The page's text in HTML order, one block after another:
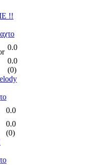
!!
0.0
0.0
(0)
0.0
0.0
(0)